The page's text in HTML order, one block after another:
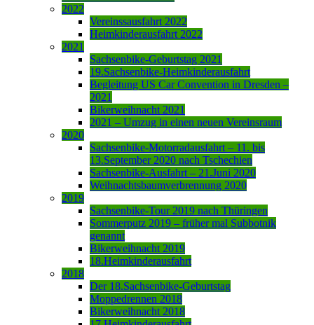
2022
Vereinssausfahrt 2022
Heimkinderausfahrt 2022
2021
Sachsenbike-Geburtstag 2021
19.Sachsenbike-Heimkinderausfahrt
Begleitung US Car Convention in Dresden –
2021
Bikerweihnacht 2021
2021 – Umzug in einen neuen Vereinsraum
2020
Sachsenbike-Motorradausfahrt – 11. bis
13.September 2020 nach Tschechien
Sachsenbike-Ausfahrt – 21.Juni 2020
Weihnachtsbaumverbrennung 2020
2019
Sachsenbike-Tour 2019 nach Thüringen
Sommerputz 2019 – früher mal Subbotnik
genannt
Bikerweihnacht 2019
18.Heimkinderausfahrt
2018
Der 18.Sachsenbike-Geburtstag
Moppedrennen 2018
Bikerweihnacht 2018